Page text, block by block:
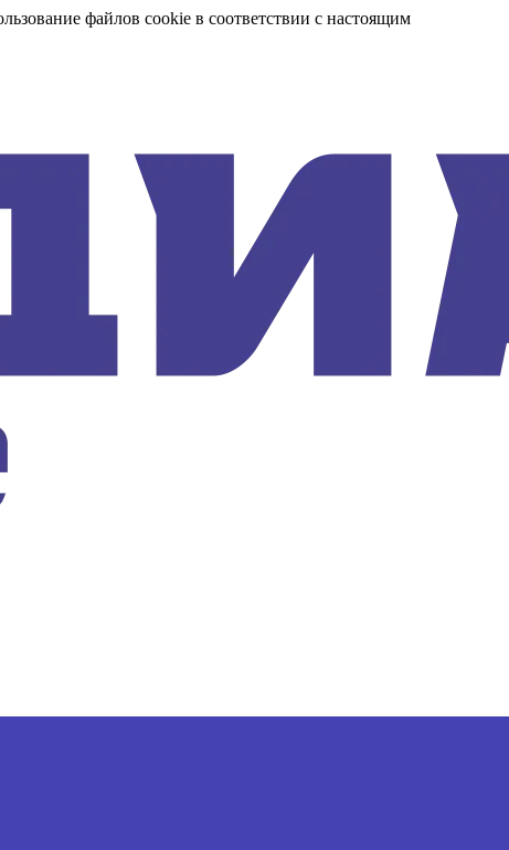
файлов cookie в соответствии с настоящим